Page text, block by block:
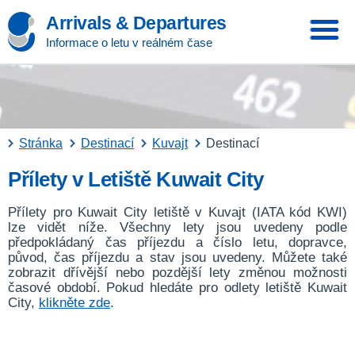
Arrivals & Departures
Informace o letu v reálném čase
Stránka Destinací Kuvajt Destinací
Přílety v Letiště Kuwait City
Přílety pro Kuwait City letiště v Kuvajt (IATA kód KWI)
lze vidět níže. Všechny lety jsou uvedeny podle
předpokládaný čas příjezdu a číslo letu, dopravce,
původ, čas příjezdu a stav jsou uvedeny. Můžete také
zobrazit dřívější nebo pozdější lety změnou možnosti
časové období. Pokud hledáte pro odlety letiště Kuwait
City, klikněte zde.